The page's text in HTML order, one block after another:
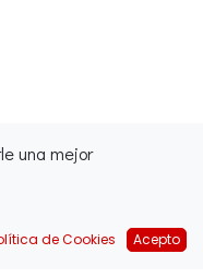
una mejor
de Cookies Acepto